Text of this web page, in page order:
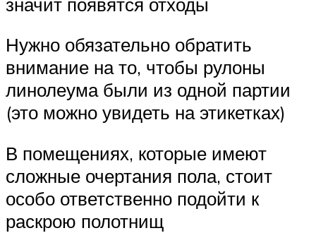
Нужно обязательно обратить
внимание на то, чтобы рулоны
линолеума были из одной партии
(это можно увидеть на этикетках)
В помещениях, которые имеют
сложные очертания пола, стоит
особо ответственно подойти к
раскрою полотнищ